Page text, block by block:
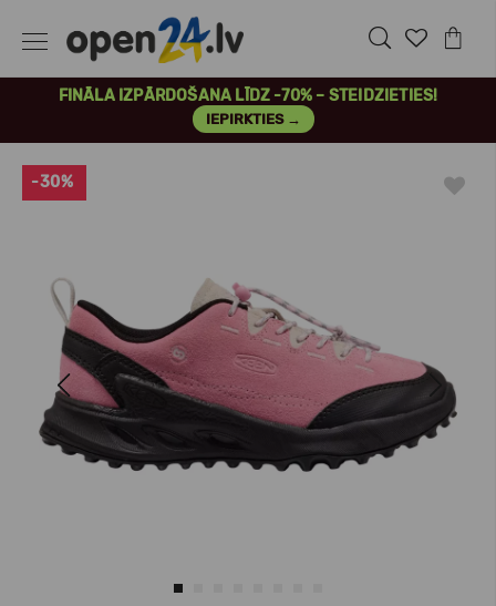
FINĀLA IZPĀRDOŠANA LĪDZ -70% – STEIDZIETIES!
IEPIRKTIES →
Previous Next
-30%